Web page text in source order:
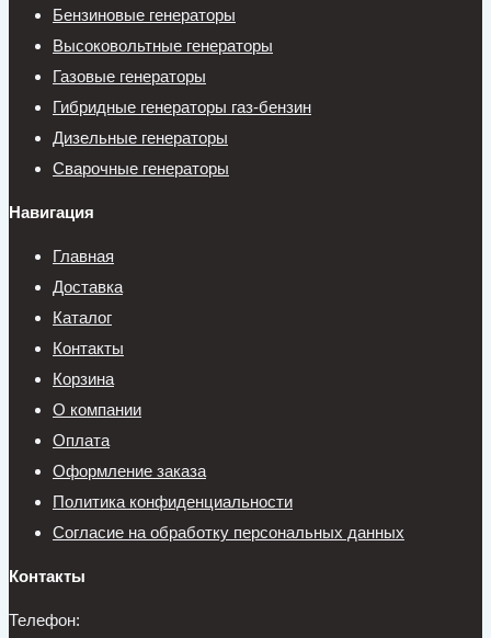
Бензиновые генераторы
Высоковольтные генераторы
Газовые генераторы
Гибридные генераторы газ-бензин
Дизельные генераторы
Сварочные генераторы
Навигация
Главная
Доставка
Каталог
Контакты
Корзина
О компании
Оплата
Оформление заказа
Политика конфиденциальности
Согласие на обработку персональных данных
Контакты
Телефон: